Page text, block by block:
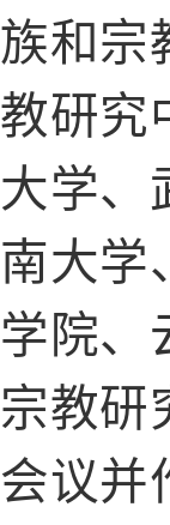
族和宗
教研究
大学、
南大学
学院、
宗教研
会议并